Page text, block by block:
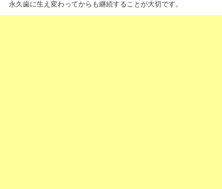
永久歯に生え変わってからも継続することが大切です。